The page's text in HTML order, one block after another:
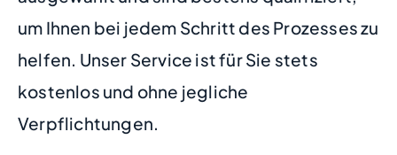
um Ihnen bei jedem Schritt des Prozesses zu
helfen. Unser Service ist für Sie stets
kostenlos und ohne jegliche
Verpflichtungen.